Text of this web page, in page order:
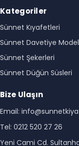
Kategoriler
Sünnet Kıyafetleri
Sünnet Davetiye
Sünnet Şekerleri
Sünnet Düğün Süsleri
Bize Ulaşın
Email:
Tel: 0212 520 27 26
Yeni Cami Cd.